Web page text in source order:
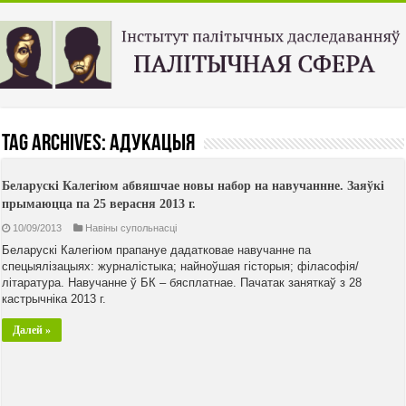
Tag Archives:адукацыя
Беларускі Калегіюм абвяшчае новы набор на навучаннне. Заяўкі
прымаюцца па 25 верасня 2013 г.
10/09/2013 Навiны супольнасцi
Беларускі Калегіюм прапануе дадатковае навучанне па
спецыялізацыях: журналістыка; найноўшая гісторыя; філасофія/
літаратура. Навучанне ў БК – бясплатнае. Пачатак заняткаў з 28
кастрычніка 2013 г.
Далей »